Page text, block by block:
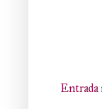
Entrada